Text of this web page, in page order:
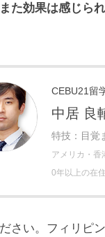
た効果は感じら
CEBU21留
中居 良
特技：目覚
アメリカ・香
0年以上の在
さい。フィリピ